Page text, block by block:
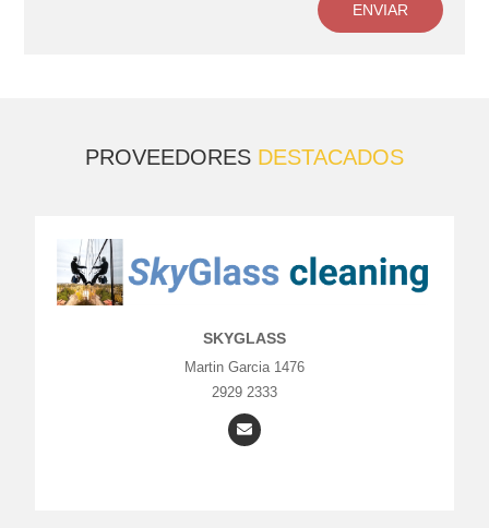
ENVIAR
PROVEEDORES DESTACADOS
SKYGLASS
Martin Garcia 1476
2929 2333